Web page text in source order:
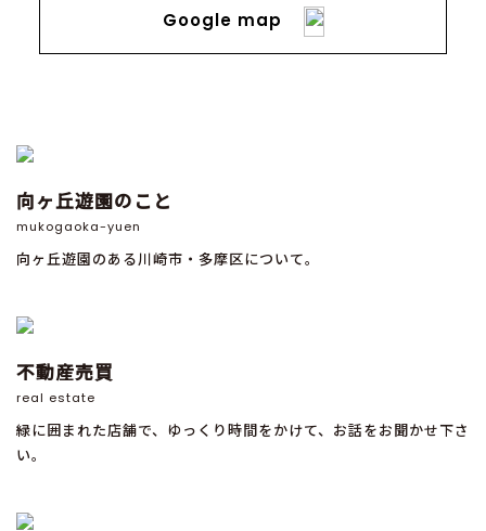
Google map
向ヶ丘遊園のこと
mukogaoka-yuen
向ヶ丘遊園のある川崎市・多摩区について。
不動産売買
real estate
緑に囲まれた店舗で、ゆっくり時間をかけて、お話をお聞かせ下さ
い。